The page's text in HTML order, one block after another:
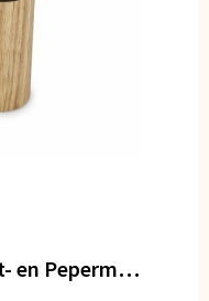
InSideOut Houten Zout- en Pepermolen set